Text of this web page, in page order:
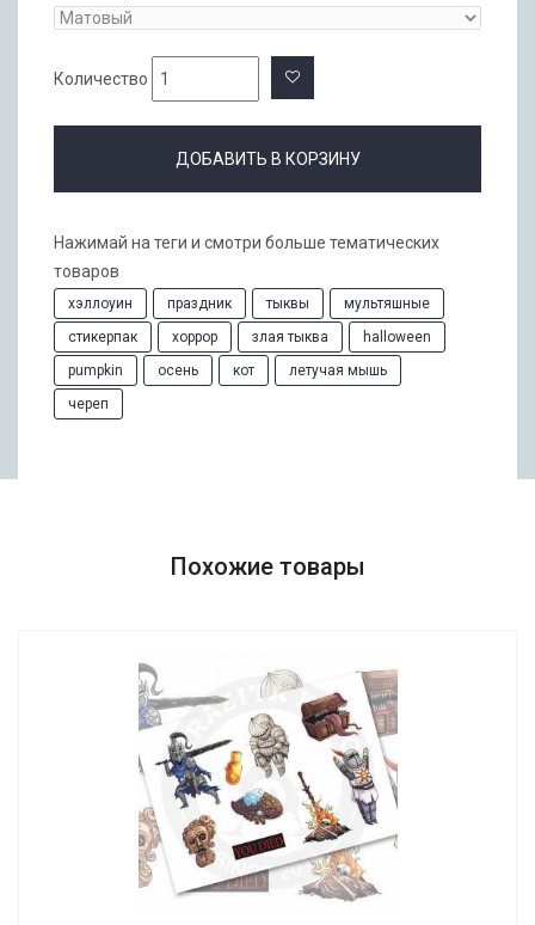
Количество
ДОБАВИТЬ В КОРЗИНУ
Нажимай на теги и смотри больше тематических
товаров
хэллоуин праздник тыквы
мультяшные
стикерпак
хоррор злая тыква
halloween
pumpkin
осень кот
летучая мышь
череп
Похожие товары